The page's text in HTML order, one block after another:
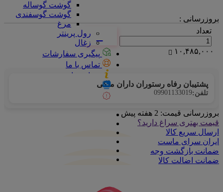
گوشت گوساله
گوشت گوسفندی
مرغ
رول پرینتر
زغال
پیگیری سفارشات
تماس با ما
درباره ما
آرشیو بلاگ
بروزرسانی :
تعداد
۱۰,۴۸۵,۰۰۰
پشتیبان رفاه رستوران داران ملکی
تلفن:09901133019
بروزرسانی قیمت: 2 هفته پیش
قیمت بهتری سراغ دارید؟
ارسال سریع کالا
ایران سرای ماست
ضمانت بازگشت وجه
ضمانت اضالت کالا